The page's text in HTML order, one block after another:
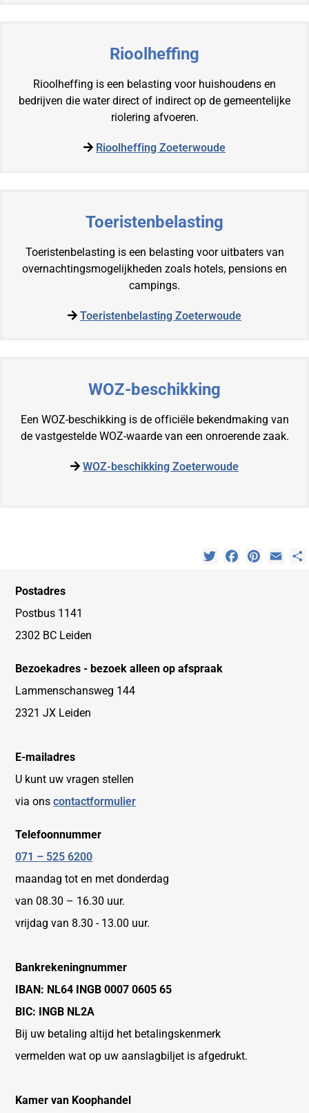
Rioolheffing
Rioolheffing is een belasting voor huishoudens en
bedrijven die water direct of indirect op de gemeentelijke
riolering afvoeren.
Rioolheffing Zoeterwoude
Toeristenbelasting
Toeristenbelasting is een belasting voor uitbaters van
overnachtingsmogelijkheden zoals hotels, pensions en
campings.
Toeristenbelasting Zoeterwoude
WOZ-beschikking
Een WOZ-beschikking is de officiële bekendmaking van
de vastgestelde WOZ-waarde van een onroerende zaak.
WOZ-beschikking Zoeterwoude
TwitterFacebookPinterest
Postadres
Postbus 1141
2302 BC Leiden
Bezoekadres - bezoek alleen op afspraak
Lammenschansweg 144
2321 JX Leiden
E-mailadres
U kunt uw vragen stellen
via onscontactformulier
Telefoonnummer
071 – 525 6200
maandag tot en met donderdag
van 08.30 – 16.30 uur.
vrijdag van 8.30 - 13.00 uur.
Bankrekeningnummer
IBAN: NL64 INGB 0007 0605 65
BIC: INGB NL2A
Bij uw betaling altijd het betalingskenmerk
vermelden wat op uw aanslagbiljet is afgedrukt.
Kamer van Koophandel